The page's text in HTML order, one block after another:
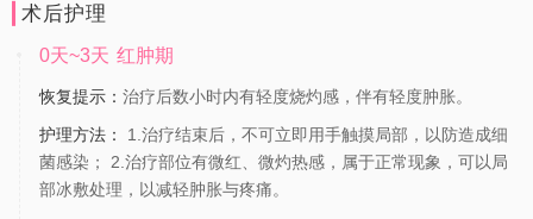
术后护理
0天~3天 红肿期
恢复提示：治疗后数小时内有轻度烧灼感，伴有轻度肿胀。
护理方法：
1.治疗结束后，不可立即用手触摸局部，以防造成细
菌感染； 2.治疗部位有微红、微灼热感，属于正常现象，可以局
部冰敷处理，以减轻肿胀与疼痛。